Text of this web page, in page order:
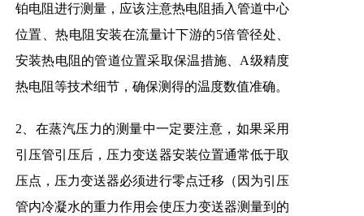
铂电阻进行测量，应该注意热电阻插入管道中心
位置、热电阻安装在流量计下游的5倍管径处、
安装热电阻的管道位置采取保温措施、A级精度
热电阻等技术细节，确保测得的温度数值准确。
2、在蒸汽压力的测量中一定要注意，如果采用
引压管引压后，压力变送器安装位置通常低于取
压点，压力变送器必须进行零点迁移（因为引压
管内冷凝水的重力作用会使压力变送器测量到的